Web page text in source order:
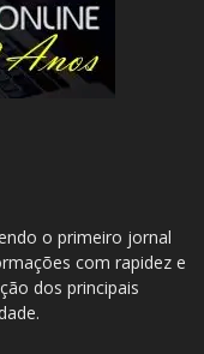
o primeiro jornal
com rapidez e
dos principais